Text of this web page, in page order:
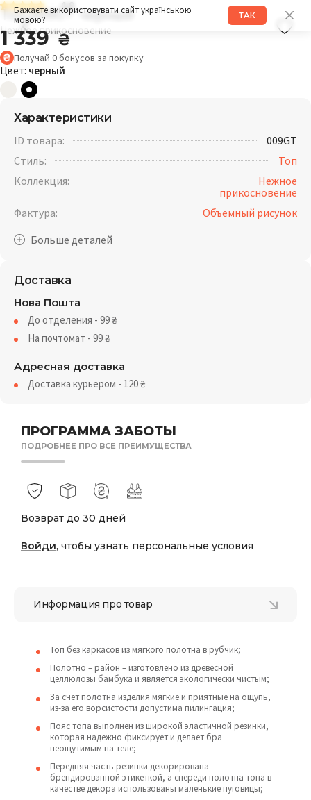
Бажаєте використовувати сайт українською
мовою?
ТАК
4.9
Топ 009GT черный
Нежное прикосновение
1 339₴
Получай 0бонусов за покупку
Цвет: черный
ПРОГРАММА ЗАБОТЫ
ПОДРОБНЕЕ ПРО ВСЕ ПРЕИМУЩЕСТВА
Возврат до 30 дней
Войди, чтобы узнать персональные условия
Характеристики
ID товара:
009GT
Стиль:
Топ
Коллекция:
Нежное
прикосновение
Фактура:
Объемный рисунок
Доставка
Нова Пошта
До отделения - 99₴
На почтомат - 99₴
Адресная доставка
Доставка курьером - 120₴
Информация про товар
Топ без каркасов из мягкого полотна в рубчик;
Полотно – район – изготовлено из древесной
целлюлозы бамбука и является экологически чистым;
За счет полотна изделия мягкие и приятные на ощупь,
из-за его ворсистости допустима пилингация;
Пояс топа выполнен из широкой эластичной резинки,
которая надежно фиксирует и делает бра
неощутимым на теле;
Передняя часть резинки декорирована
брендированной этикеткой, а спереди полотна топа в
качестве декора использованы маленькие пуговицы;